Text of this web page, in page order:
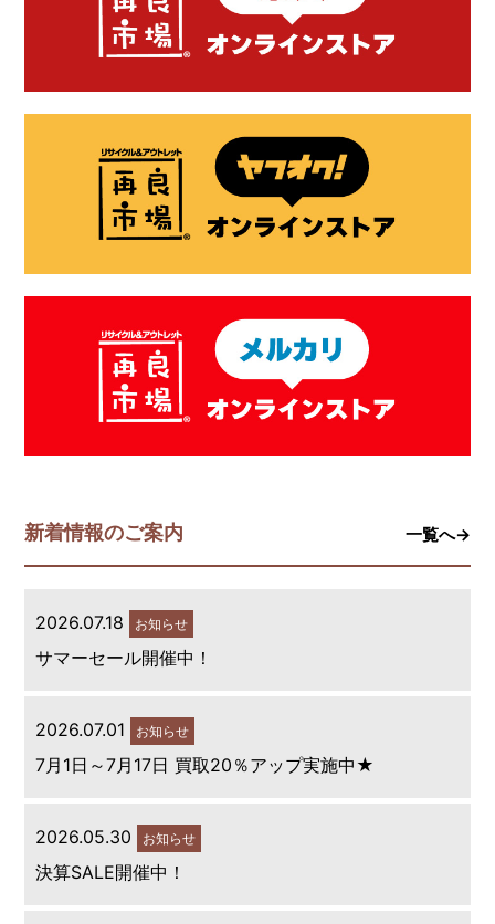
新着情報のご案内 一覧へ→
2026.07.18 お知らせ
サマーセール開催中！
2026.07.01 お知らせ
7月1日～7月17日 買取20％アップ実施中★
2026.05.30 お知らせ
決算SALE開催中！